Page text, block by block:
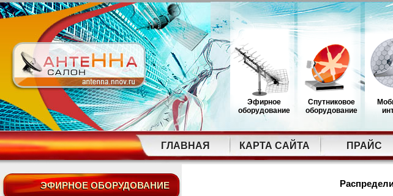
Эфирное
оборудование
Спутниковое
оборудование
ГЛАВНАЯ КАРТА САЙТА ПРАЙС
ЭФИРНОЕ ОБОРУДОВАНИЕ